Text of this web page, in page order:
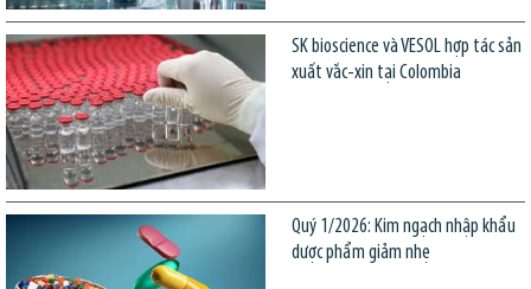
SK bioscience và VESOL hợp tác sản
xuất vắc-xin tại Colombia
Quý 1/2026: Kim ngạch nhập khẩu
dược phẩm giảm nhẹ